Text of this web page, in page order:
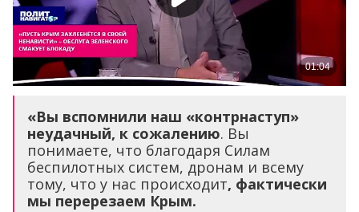
«Вы вспомнили наш «контрнаступ»
неудачный, к сожалению. Вы
понимаете, что благодаря Силам
беспилотных систем, дронам и всему
тому, что у нас происходит, фактически
мы перерезаем Крым.